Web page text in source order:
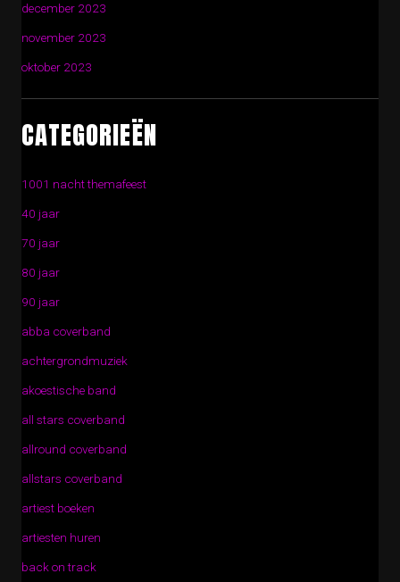
december 2023
november 2023
oktober 2023
CATEGORIEËN
1001 nacht themafeest
40 jaar
70 jaar
80 jaar
90 jaar
abba coverband
achtergrondmuziek
akoestische band
all stars coverband
allround coverband
allstars coverband
artiest boeken
artiesten huren
back on track